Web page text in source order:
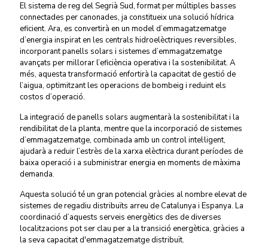
El sistema de reg del Segrià Sud, format per múltiples basses
connectades per canonades, ja constitueix una solució hídrica
eficient. Ara, es convertirà en un model d’emmagatzematge
d’energia inspirat en les centrals hidroelèctriques reversibles,
incorporant panells solars i sistemes d’emmagatzematge
avançats per millorar l’eficiència operativa i la sostenibilitat. A
més, aquesta transformació enfortirà la capacitat de gestió de
l’aigua, optimitzant les operacions de bombeig i reduint els
costos d’operació.
La integració de panells solars augmentarà la sostenibilitat i la
rendibilitat de la planta, mentre que la incorporació de sistemes
d’emmagatzematge, combinada amb un control intel·ligent,
ajudarà a reduir l’estrès de la xarxa elèctrica durant períodes de
baixa operació i a subministrar energia en moments de màxima
demanda.
Aquesta solució té un gran potencial gràcies al nombre elevat de
sistemes de regadiu distribuïts arreu de Catalunya i Espanya. La
coordinació d’aquests serveis energètics des de diverses
localitzacions pot ser clau per a la transició energètica, gràcies a
la seva capacitat d'emmagatzematge distribuït.